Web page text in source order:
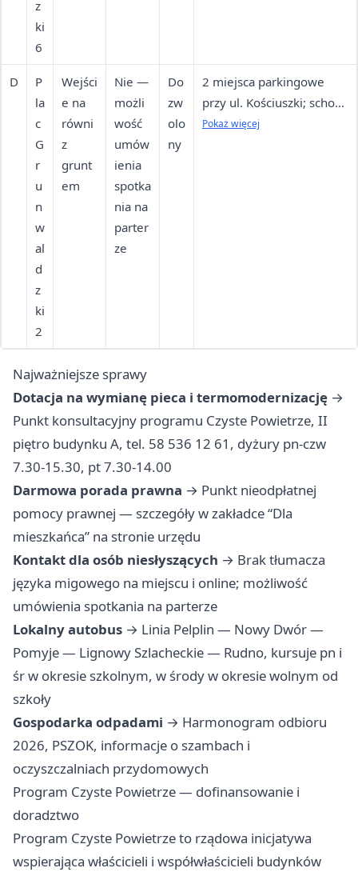
z
ki
6
D
P
la
c
G
r
u
n
w
al
d
z
ki
2
Wejści
e na
równi
z
grunt
em
Nie —
możli
wość
umów
ienia
spotka
nia na
parter
ze
Do
zw
olo
ny
2 miejsca parkingowe
przy ul. Kościuszki; schody
na I i II piętro —
Pokaż więcej
Najważniejsze sprawy
Dotacja na wymianę pieca i termomodernizację →
Punkt konsultacyjny programu Czyste Powietrze, II
piętro budynku A, tel. 58 536 12 61, dyżury pn-czw
7.30-15.30, pt 7.30-14.00
Darmowa porada prawna → Punkt nieodpłatnej
pomocy prawnej — szczegóły w zakładce “Dla
mieszkańca” na stronie urzędu
Kontakt dla osób niesłyszących → Brak tłumacza
języka migowego na miejscu i online; możliwość
umówienia spotkania na parterze
Lokalny autobus → Linia Pelplin — Nowy Dwór —
Pomyje — Lignowy Szlacheckie — Rudno, kursuje pn i
śr w okresie szkolnym, w środy w okresie wolnym od
szkoły
Gospodarka odpadami → Harmonogram odbioru
2026, PSZOK, informacje o szambach i
oczyszczalniach przydomowych
Program Czyste Powietrze — dofinansowanie i
doradztwo
Program Czyste Powietrze to rządowa inicjatywa
wspierająca właścicieli i współwłaścicieli budynków